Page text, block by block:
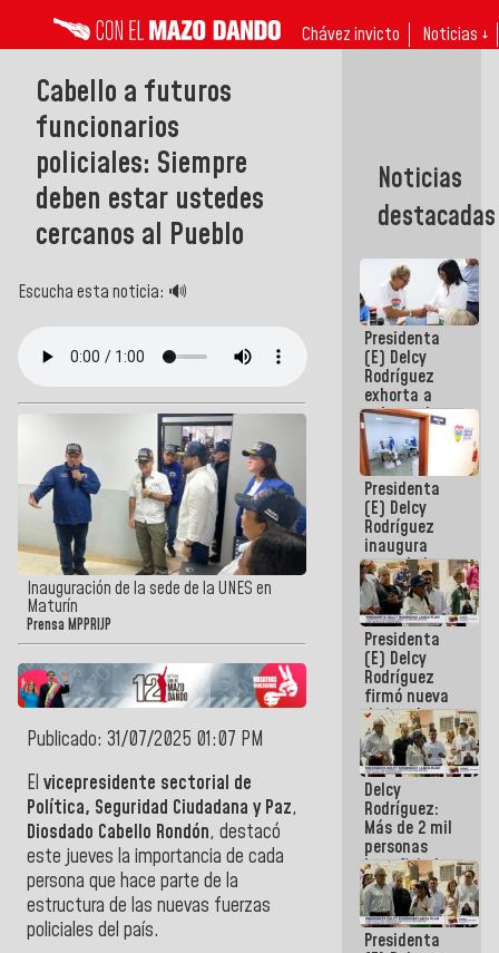
Chávez invicto Noticias ↓
Cabello a futuros
funcionarios
policiales: Siempre
deben estar ustedes
cercanos al Pueblo
Escucha esta noticia: 🔊
Inauguración de la sede de la UNES en
Maturín
Prensa MPPRIJP
Publicado: 31/07/2025 01:07 PM
El vicepresidente sectorial de
Política, Seguridad Ciudadana y Paz,
Diosdado Cabello Rondón, destacó
este jueves la importancia de cada
persona que hace parte de la
estructura de las nuevas fuerzas
policiales del país.
Noticias
destacadas
Presidenta
(E) Delcy
Rodríguez
exhorta a
gobernadores
y alcaldes a
edificar
casas para
abuelos
Presidenta
(E) Delcy
Rodríguez
inaugura
casa de los
Abuelos
Primavera
en Caracas
Presidenta
(E) Delcy
Rodríguez
firmó nueva
de Ley de
Arrendamiento
aprobada
por la AN
Delcy
Rodríguez:
Más de 2 mil
personas
beneficiadas
con planes
para
atención de
emergencia
Presidenta